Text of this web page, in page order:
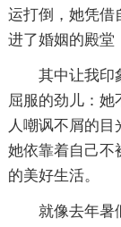
运打倒，她凭借
进了婚姻的殿堂
其中让我印
屈服的劲儿：
人嘲讽不屑的
她依靠着自己不
的美好生活。
就像去年暑